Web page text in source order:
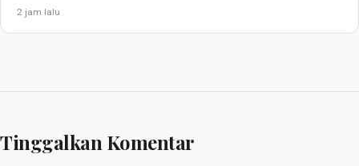
2 jam lalu
Tinggalkan Komentar